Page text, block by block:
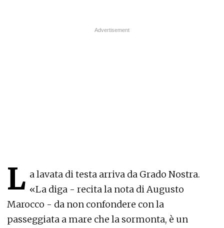
L a lavata di testa arriva da Grado Nostra.
«La diga - recita la nota di Augusto
Marocco - da non confondere con la
passeggiata a mare che la sormonta, è un